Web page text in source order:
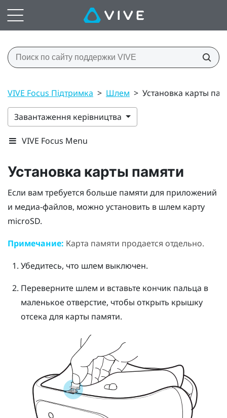
VIVE Focus Підтримка > Шлем > Установка карты
Завантаження керівництва
VIVE Focus Menu
Установка карты памяти
Если вам требуется больше памяти для приложений
и медиа-файлов, можно установить в шлем карту
microSD.
Примечание: Карта памяти продается отдельно.
Убедитесь, что шлем выключен.
Переверните шлем и вставьте кончик пальца в
маленькое отверстие, чтобы открыть крышку
отсека для карты памяти.